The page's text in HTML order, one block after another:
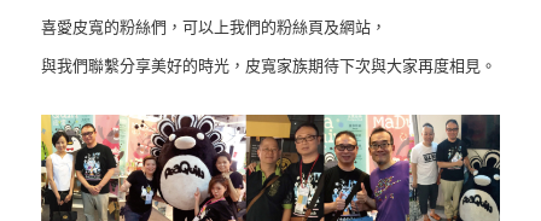
喜愛皮寬的粉絲們，可以上我們的粉絲頁及網站，
與我們聯繫分享美好的時光，皮寬家族期待下次與大家再度相見。